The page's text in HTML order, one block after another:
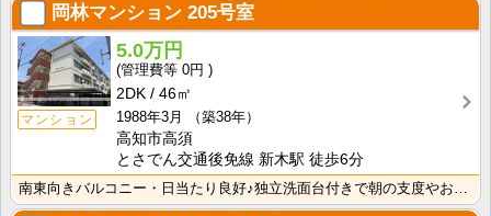
岡林マンション 205号室
マンション
5.0万円
0円
2DK
46㎡
1988年3月
（築38年）
高知市高須
とさでん交通後免線 新木駅 徒歩6分
南東向きバルコニー・日当たり良好♪独立洗面台付きで朝の支度やお風呂が快適ですね！